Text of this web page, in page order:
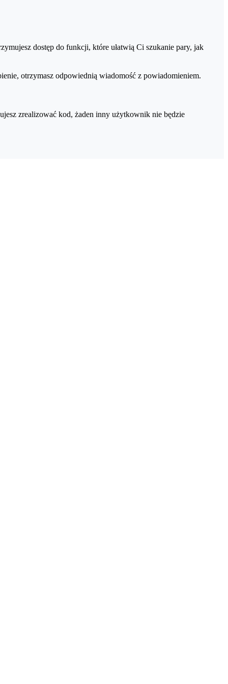
kod podarunkowy Tinder Gold, to aż 5 Superlajków
dostęp do funkcji, które ułatwią Ci szukanie pary, jak
otrzymasz odpowiednią wiadomość z powiadomieniem.
zrealizować kod, żaden inny użytkownik nie będzie